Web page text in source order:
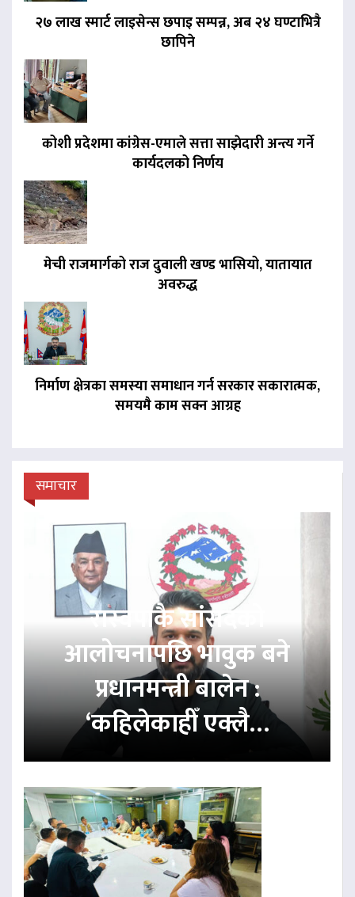
२७ लाख स्मार्ट लाइसेन्स छपाइ सम्पन्न, अब २४ घण्टाभित्रै
छापिने
कोशी प्रदेशमा कांग्रेस-एमाले सत्ता साझेदारी अन्त्य गर्ने
कार्यदलको निर्णय
मेची राजमार्गको राज दुवाली खण्ड भासियो, यातायात
अवरुद्ध
निर्माण क्षेत्रका समस्या समाधान गर्न सरकार सकारात्मक,
समयमै काम सक्न आग्रह
समाचार
रास्वपाकै सांसदको
आलोचनापछि भावुक बने
प्रधानमन्त्री बालेन :
‘कहिलेकाहीँ एक्लै…